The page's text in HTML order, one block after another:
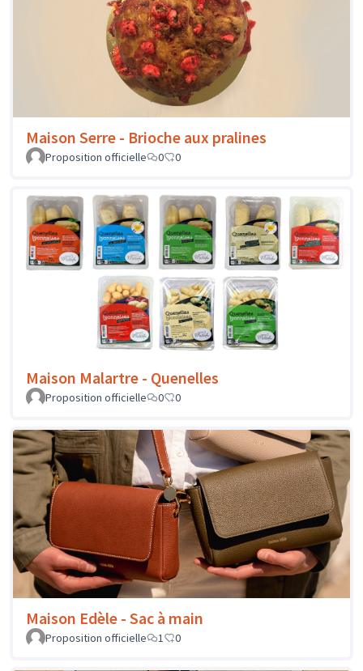
Maison Serre - Brioche aux pralines
Proposition officielle 0 0
Maison Malartre - Quenelles
Proposition officielle 0 0
Maison Edèle - Sac à main
Proposition officielle 1 0